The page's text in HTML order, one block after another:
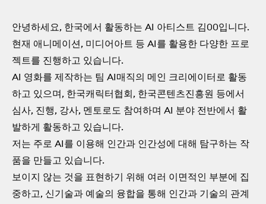
안녕하세요, 한국에서 활동하는 AI 아티스트 김00입니다.
현재 애니메이션, 미디어아트 등 AI를 활용한 다양한 프로
젝트를 진행하고 있습니다.
AI 영화를 제작하는 팀 AI매직의 메인 크리에이터로 활동
하고 있으며, 한국캐릭터협회, 한국콘텐츠진흥원 등에서
심사, 진행, 강사, 멘토로도 참여하며 AI 분야 전반에서 활
발하게 활동하고 있습니다.
저는 주로 AI를 이용해 인간과 인간성에 대해 탐구하는 작
품을 만들고 있습니다.
보이지 않는 것을 표현하기 위해 여러 이면적인 부분에 집
중하고, 신기술과 예술의 융합을 통해 인간과 기술의 관계